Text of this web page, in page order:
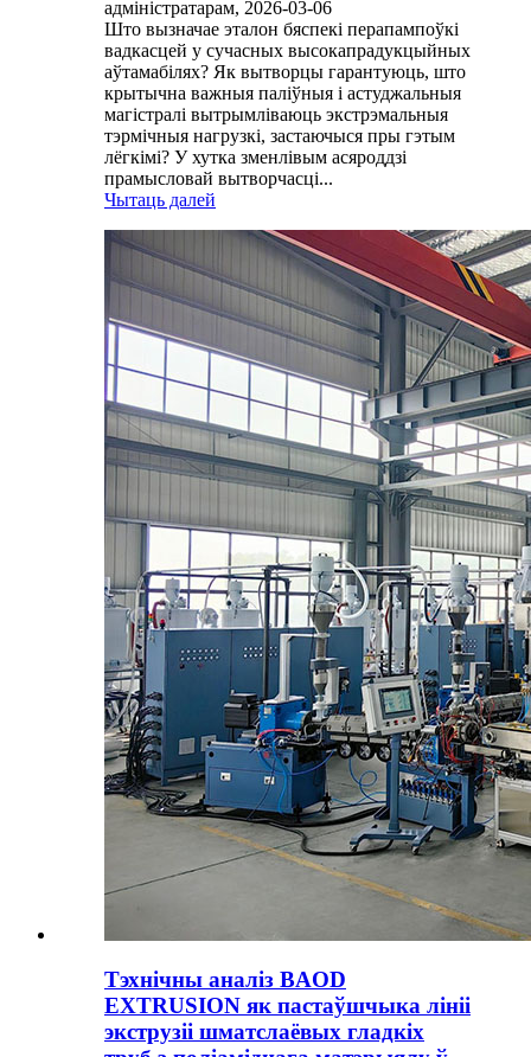
адміністратарам, 2026-03-06
Што вызначае эталон бяспекі перапампоўкі
вадкасцей у сучасных высокапрадукцыйных
аўтамабілях? Як вытворцы гарантуюць, што
крытычна важныя паліўныя і астуджальныя
магістралі вытрымліваюць экстрэмальныя
тэрмічныя нагрузкі, застаючыся пры гэтым
лёгкімі? У хутка зменлівым асяроддзі
прамысловай вытворчасці...
Чытаць далей
Тэхнічны аналіз BAOD
EXTRUSION як пастаўшчыка лініі
экструзіі шматслаёвых гладкіх